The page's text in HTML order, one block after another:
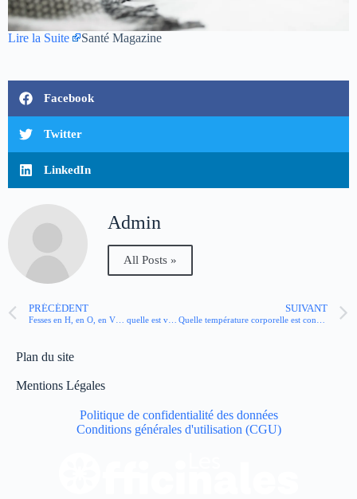
Lire la Suite Santé Magazine
Facebook
Twitter
LinkedIn
Admin
All Posts »
PRÉCÉDENT SUIVANT
Plan du site
Mentions Légales
Politique de confidentialité des données
Conditions générales d'utilisation (CGU)